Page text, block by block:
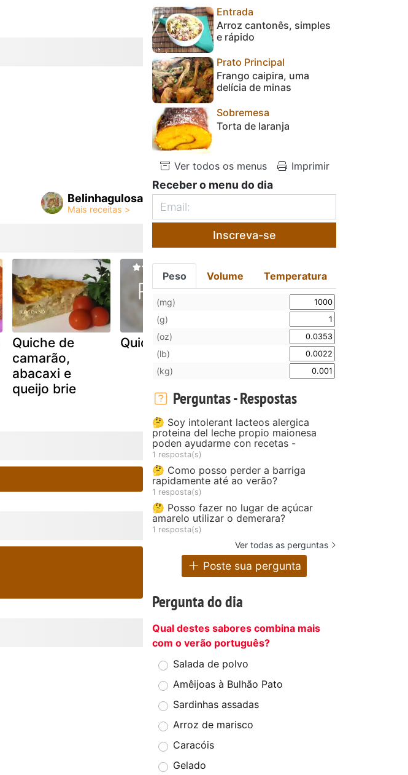
Belinhagulosa
Quiche de
camarão,
abacaxi e
queijo brie
Quiche de siri
Quiche de
Entrada
Arroz cantonês, simples
e rápido
Prato Principal
Frango caipira, uma
delícia de minas
Sobremesa
Torta de laranja
Ver todos os menus Imprimir
Receber o menu do dia
Inscreva-se
Peso Volume Temperatura
(mg)
(g)
(oz)
(lb)
(kg)
Perguntas - Respostas
🤔 Soy intolerant lacteos alergica
proteina del leche propio maionesa
poden ayudarme con recetas -
1 resposta(s)
🤔 Como posso perder a barriga
rapidamente até ao verão?
1 resposta(s)
🤔 Posso fazer no lugar de açúcar
amarelo utilizar o demerara?
1 resposta(s)
Ver todas as perguntas
Poste sua pergunta
Pergunta do dia
Qual destes sabores combina mais
com o verão português?
Salada de polvo
Amêijoas à Bulhão Pato
Sardinhas assadas
Arroz de marisco
Caracóis
Gelado